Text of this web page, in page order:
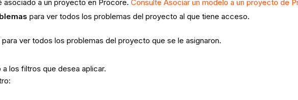
a un proyecto en Procore.Consulte Asociar un modelo a un proyecto de
para ver todos los problemas del proyecto al que tiene acceso.
para ver todos los problemas del proyecto que se le asignaron.
los filtros que desea aplicar.